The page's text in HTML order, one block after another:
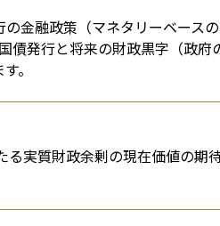
金融政策（マネタリーベース
債発行と将来の財政黒字（政
。
実質財政余剰の現在価値の期